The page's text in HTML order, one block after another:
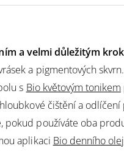
a velmi důležitým
a pigmentových
s Bio květovým tonikem
čištění a
pokud používáte oba
aplikaci Bio denního